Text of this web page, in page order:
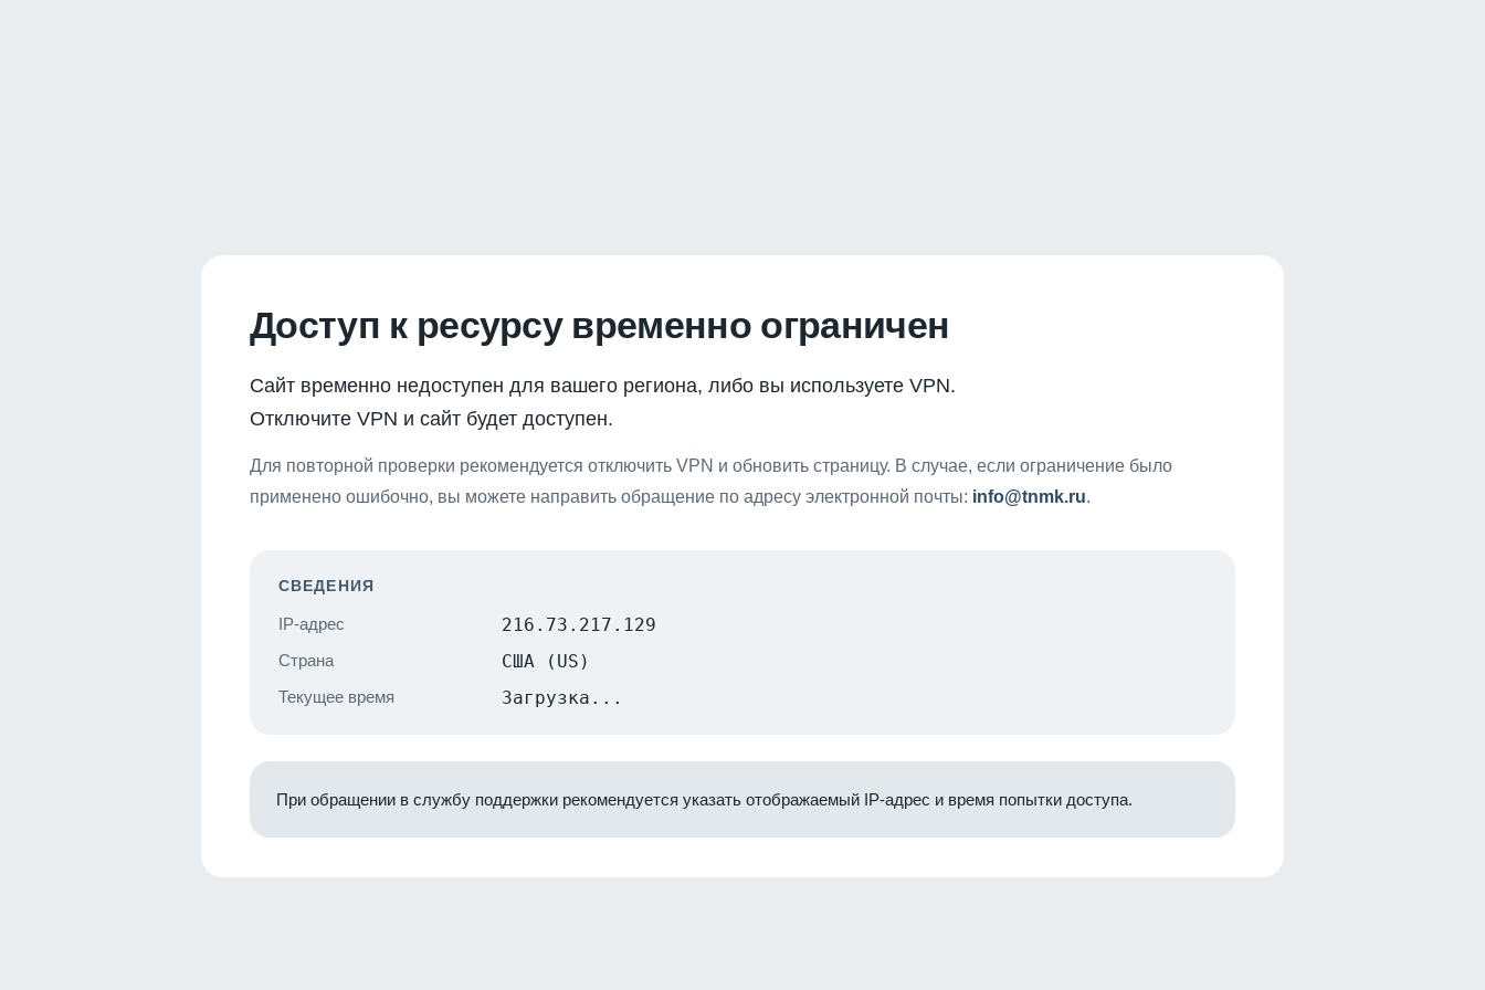
Доступ к ресурсу временно ограничен
Сайт временно недоступен для вашего региона, либо вы используете VPN.
Отключите VPN и сайт будет доступен.
Для повторной проверки рекомендуется отключить VPN и обновить страницу. В случае, если ограничение было
применено ошибочно, вы можете направить обращение по адресу электронной почты: info@tnmk.ru.
СВЕДЕНИЯ
IP-адрес 216.73.217.129
Страна США (US)
Текущее время Загрузка...
При обращении в службу поддержки рекомендуется указать отображаемый IP-адрес и время попытки доступа.